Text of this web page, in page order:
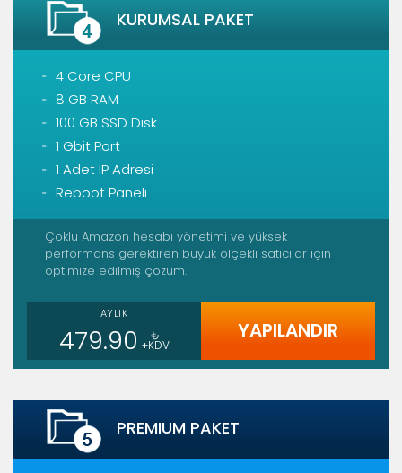
KURUMSAL PAKET
4 Core CPU
8 GB RAM
100 GB SSD Disk
1 Gbit Port
1 Adet IP Adresi
Reboot Paneli
Çoklu Amazon hesabı yönetimi ve yüksek
performans gerektiren büyük ölçekli satıcılar için
optimize edilmiş çözüm.
AYLIK
479.90 ₺
+KDV
YAPILANDIR
PREMIUM PAKET